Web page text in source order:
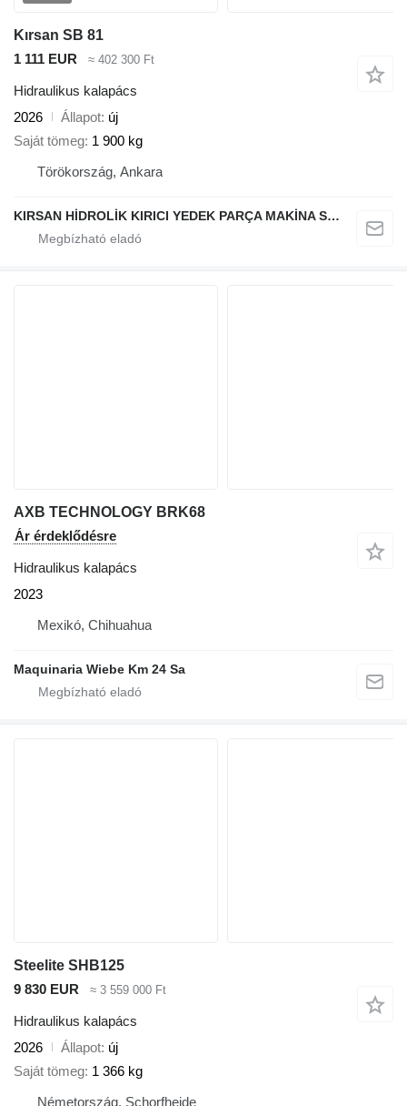
Kırsan SB 81
1 111 EUR
≈ 402 300 Ft
Hidraulikus kalapács
2026
Állapot új
Saját tömeg 1 900 kg
Törökország, Ankara
KIRSAN HİDROLİK KIRICI YEDEK PARÇA MAKİNA SERVİS İMALAT İHRACAT İTHALAT SANAYİ TİCARET LTD.ŞTİ.
AXB TECHNOLOGY BRK68
Ár érdeklődésre
Hidraulikus kalapács
2023
Mexikó, Chihuahua
Maquinaria Wiebe Km 24 Sa
Steelite SHB125
9 830 EUR
≈ 3 559 000 Ft
Hidraulikus kalapács
2026
Állapot új
Saját tömeg 1 366 kg
Németország, Schorfheide